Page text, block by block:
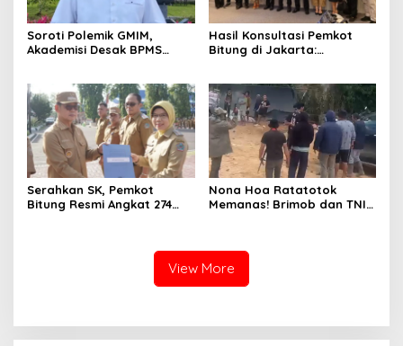
Soroti Polemik GMIM,
Akademisi Desak BPMS
Hasil Konsultasi Pemkot
Bitung di Jakarta:
Lingkungan
Serahkan SK, Pemkot
Bitung Resmi Angkat 274
Nona Hoa Ratatotok
Memanas! Brimob dan TNI
View More